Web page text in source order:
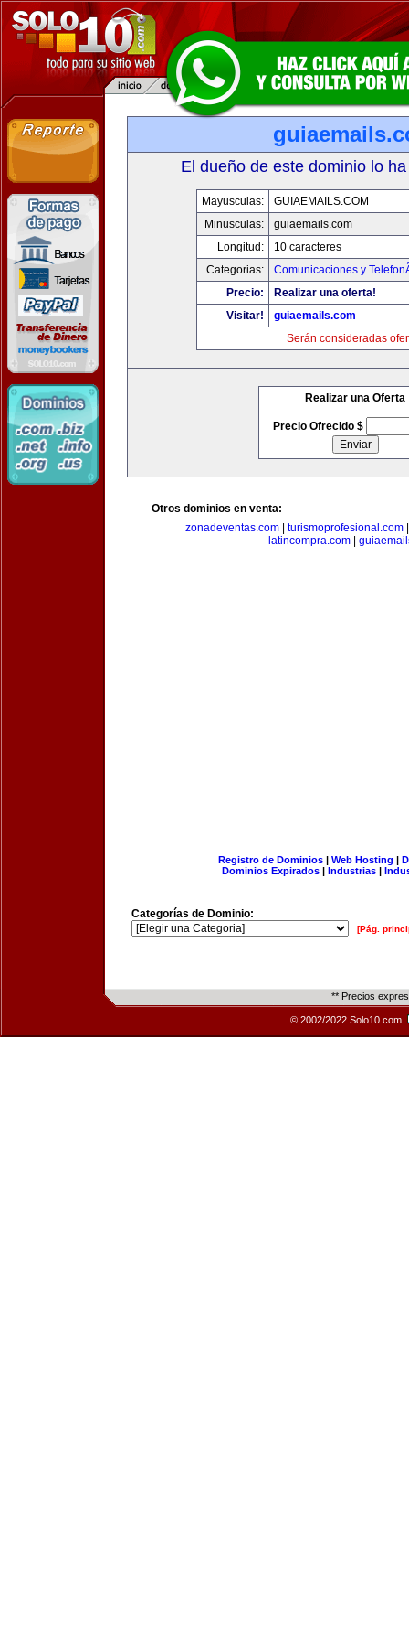
El dueño de este dominio lo
Mayusculas:
GUIAEMAILS.COM
Minusculas:
guiaemails.com
Longitud:
10 caracteres
Categorias:
Comunicaciones y
Precio:
Realizar una oferta!
Visitar!
guiaemails.com
Serán consideradas
Realizar una Oferta
Precio Ofrecido $
Otros dominios en venta:
zonadeventas.com| turismoprofesional.com
latincompra.com|
Registro de Dominios| Web Hosting |
Dominios Expirados | Industrias |
Categorías de Dominio:
[Pág.
** Precios
© 2002/2022 Solo10.com